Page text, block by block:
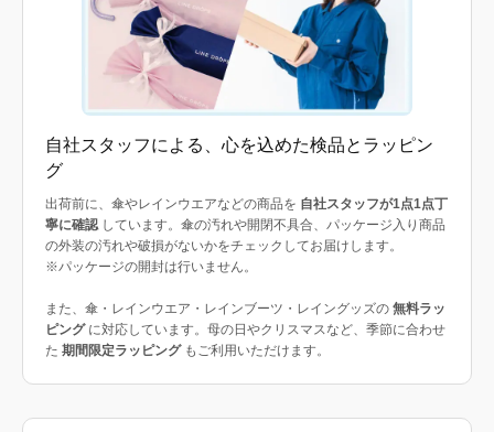
自社スタッフによる、心を込めた検品とラッピン
グ
出荷前に、傘やレインウエアなどの商品を 自社スタッフが1点1点丁
寧に確認 しています。傘の汚れや開閉不具合、パッケージ入り商品
の外装の汚れや破損がないかをチェックしてお届けします。
※パッケージの開封は行いません。
また、傘・レインウエア・レインブーツ・レイングッズの 無料ラッ
ピングに対応しています。母の日やクリスマスなど、季節に合わせ
た 期間限定ラッピングもご利用いただけます。